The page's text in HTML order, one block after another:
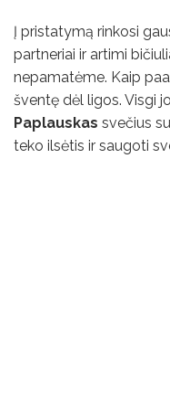
Į pristatymą rinkosi
partneriai ir artimi
nepamatėme. Kaip
šventę dėl ligos. Visgi
Paplauskas svečius
teko ilsėtis ir saugoti